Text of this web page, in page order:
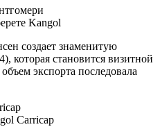
Kangol
создает знаменитую
которая становится визитной
экспорта последовала
Carricap